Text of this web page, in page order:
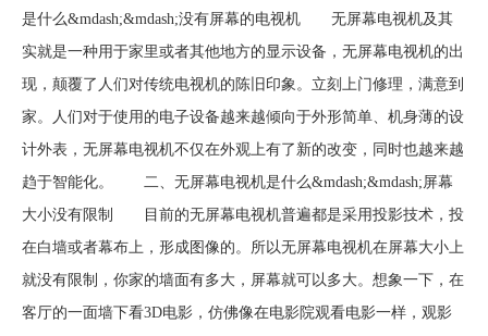
是什么&mdash;&mdash;没有屏幕的电视机 无屏幕电视机及其
实就是一种用于家里或者其他地方的显示设备，无屏幕电视机的出
现，颠覆了人们对传统电视机的陈旧印象。立刻上门修理，满意到
家。人们对于使用的电子设备越来越倾向于外形简单、机身薄的设
计外表，无屏幕电视机不仅在外观上有了新的改变，同时也越来越
趋于智能化。 二、无屏幕电视机是什么&mdash;&mdash;屏幕
大小没有限制 目前的无屏幕电视机普遍都是采用投影技术，投
在白墙或者幕布上，形成图像的。所以无屏幕电视机在屏幕大小上
就没有限制，你家的墙面有多大，屏幕就可以多大。想象一下，在
客厅的一面墙下看3D电影，仿佛像在电影院观看电影一样，观影